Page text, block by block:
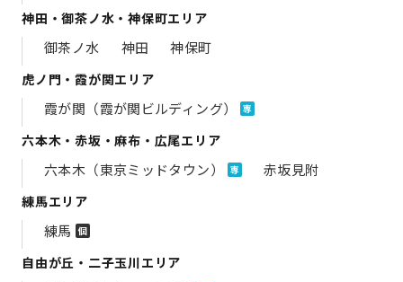
神田・御茶ノ水・神保町エリア
御茶ノ水 神田 神保町
虎ノ門・霞が関エリア
霞が関（霞が関ビルディング） 専
六本木・赤坂・麻布・広尾エリア
六本木（東京ミッドタウン） 専 赤坂見附
練馬エリア
練馬 個
自由が丘・二子玉川エリア